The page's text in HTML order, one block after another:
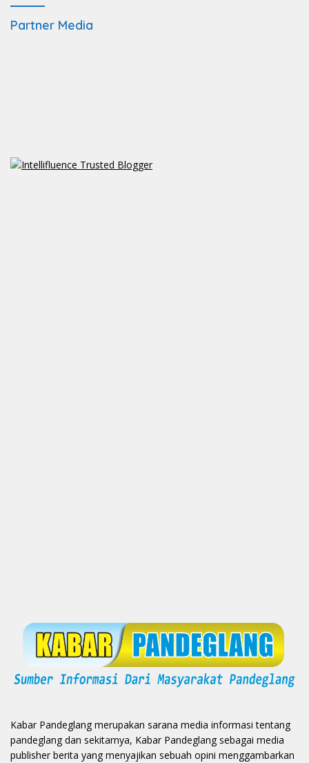
Partner Media
Kabar Pandeglang merupakan sarana media informasi tentang
pandeglang dan sekitarnya, Kabar Pandeglang sebagai media
publisher berita yang menyajikan sebuah opini menggambarkan